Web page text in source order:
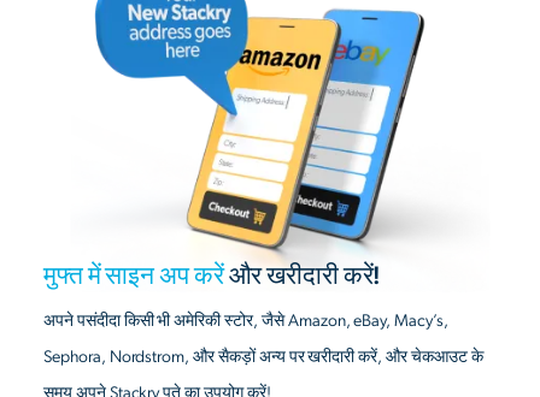
मुफ्त में साइन अप करेंऔर खरीदारी करें!
अपने पसंदीदा किसी भी अमेरिकी स्टोर, जैसे Amazon, eBay, Macy’s,
Sephora, Nordstrom, और सैकड़ों अन्य पर खरीदारी करें, और चेकआउट के
समय अपने Stackry पते का उपयोग करें!